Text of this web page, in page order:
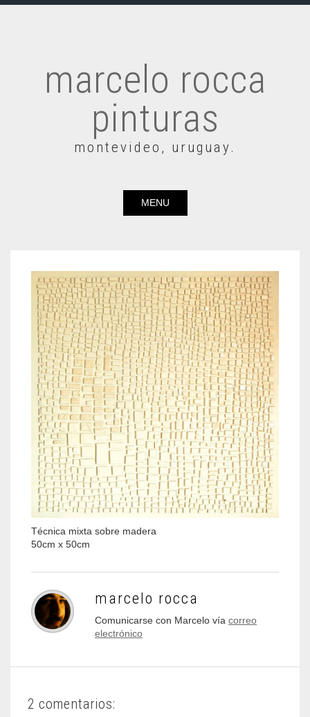
marcelo rocca
pinturas
montevideo, uruguay.
MENU
Técnica mixta sobre madera
50cm x 50cm
marcelo rocca
Comunicarse con Marcelo vía correo
electrónico
2 comentarios: